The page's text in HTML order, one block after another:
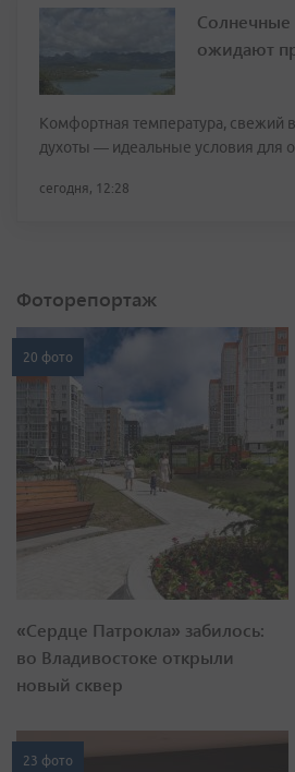
ожидают
Комфортная температура, свежий
духоты — идеальные условия для
сегодня, 12:28
Фоторепортаж
20 фото
«Сердце Патрокла» забилось:
во Владивостоке открыли
новый сквер
23 фото